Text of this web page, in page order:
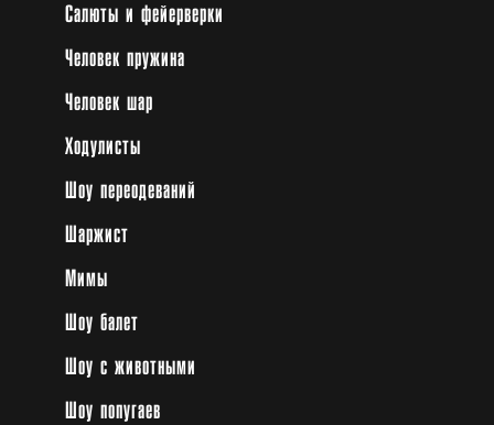
Салюты и фейерверки
Человек пружина
Человек шар
Ходулисты
Шоу переодеваний
Шаржист
Мимы
Шоу балет
Шоу с животными
Шоу попугаев